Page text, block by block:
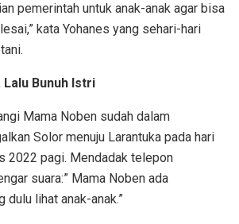
pemerintah untuk anak-anak agar bisa
kata Yohanes yang sehari-hari
Lalu Bunuh Istri
Mama Noben sudah dalam
Solor menuju Larantuka pada hari
2022 pagi. Mendadak telepon
suara:” Mama Noben ada
dulu lihat anak-anak.”